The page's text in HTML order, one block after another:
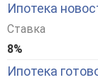
Ипотека
Ставка
8%
Ипотека